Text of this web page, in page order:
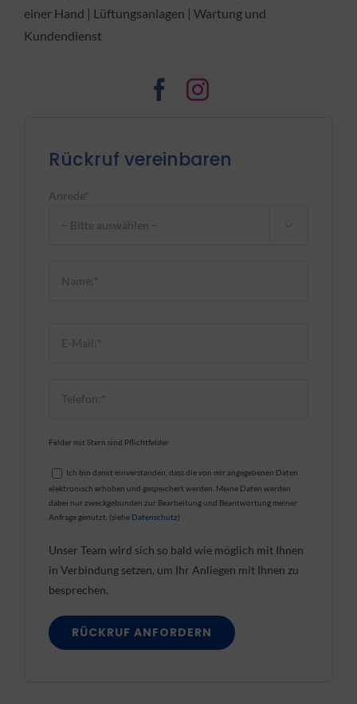
einer Hand | Lüftungsanlagen | Wartung und
Kundendienst
Rückruf vereinbaren
Anrede*
Felder mit Stern sind Pflichtfelder
Ich bin damit einverstanden, dass die von mir angegebenen Daten
elektronisch erhoben und gespeichert werden. Meine Daten werden
dabei nur zweckgebunden zur Bearbeitung und Beantwortung meiner
Anfrage genutzt. (siehe Datenschutz)
Unser Team wird sich so bald wie möglich mit Ihnen
in Verbindung setzen, um Ihr Anliegen mit Ihnen zu
besprechen.